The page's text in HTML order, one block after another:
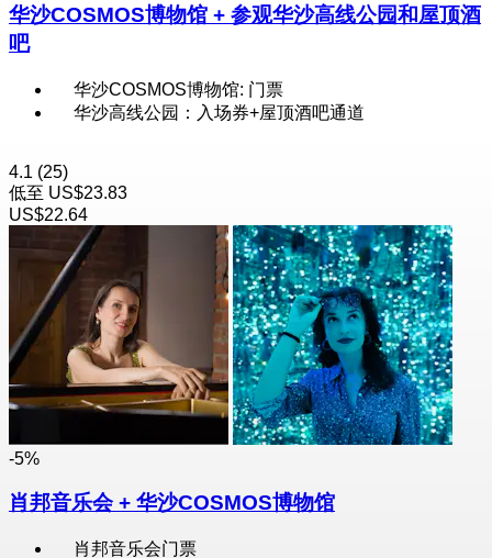
华沙COSMOS博物馆 + 参观华沙高线公园和屋顶酒
吧
华沙COSMOS博物馆: 门票
华沙高线公园：入场券+屋顶酒吧通道
4.1 (25)
低至 US$23.83
US$22.64
-5%
肖邦音乐会 + 华沙COSMOS博物馆
肖邦音乐会门票